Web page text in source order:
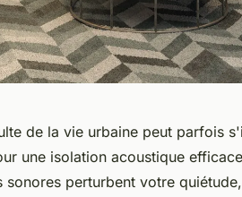
de la vie urbaine peut parfois
une isolation acoustique
sonores perturbent votre